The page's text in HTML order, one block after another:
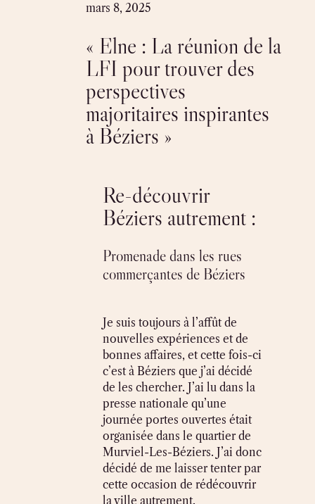
mars 8, 2025
« Elne : La réunion de la
LFI pour trouver des
perspectives
majoritaires inspirantes
à Béziers »
Re-découvrir
Béziers autrement :
Promenade dans les rues
commerçantes de Béziers
Je suis toujours à l’affût de
nouvelles expériences et de
bonnes affaires, et cette fois-ci
c’est à Béziers que j’ai décidé
de les chercher. J’ai lu dans la
presse nationale qu’une
journée portes ouvertes était
organisée dans le quartier de
Murviel-Les-Béziers. J’ai donc
décidé de me laisser tenter par
cette occasion de rédécouvrir
la ville autrement.